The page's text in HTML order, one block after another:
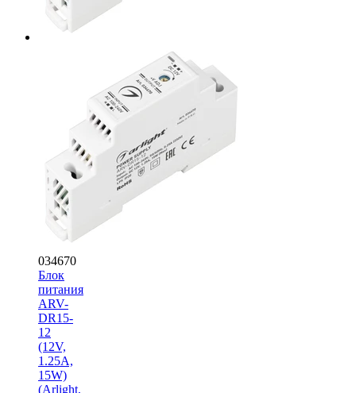
034670
Блок
питания
ARV-
DR15-
12
(12V,
1.25A,
15W)
(Arlight,